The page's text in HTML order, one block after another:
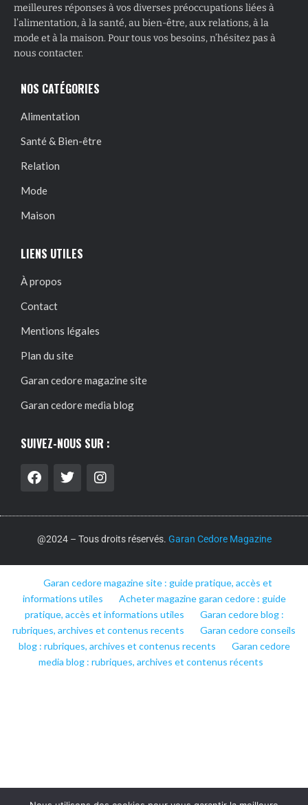
meilleures réponses à vos diverses préoccupations liées à
l’alimentation, à la santé, au bien-être, aux relations, à la
mode et à la maison. Pour tous vos besoins, n’hésitez pas à
nous contacter.
NOS CATÉGORIES
Alimentation
Santé & Bien-être
Relation
Mode
Maison
LIENS UTILES
À propos
Contact
Mentions légales
Plan du site
Garan cedore magazine site
Garan cedore media blog
SUIVEZ-NOUS SUR :
@2024 – Tous droits réservés. Garan Cedore Magazine
Garan cedore magazine site : guide pratique, accès et
informations utiles
Acheter magazine garan cedore : guide
pratique, accès et informations utiles
Garan cedore blog :
rubriques, archives et contenus recents
Garan cedore conseils
blog : rubriques, archives et contenus recents
Garan cedore
media blog : rubriques, archives et contenus récents